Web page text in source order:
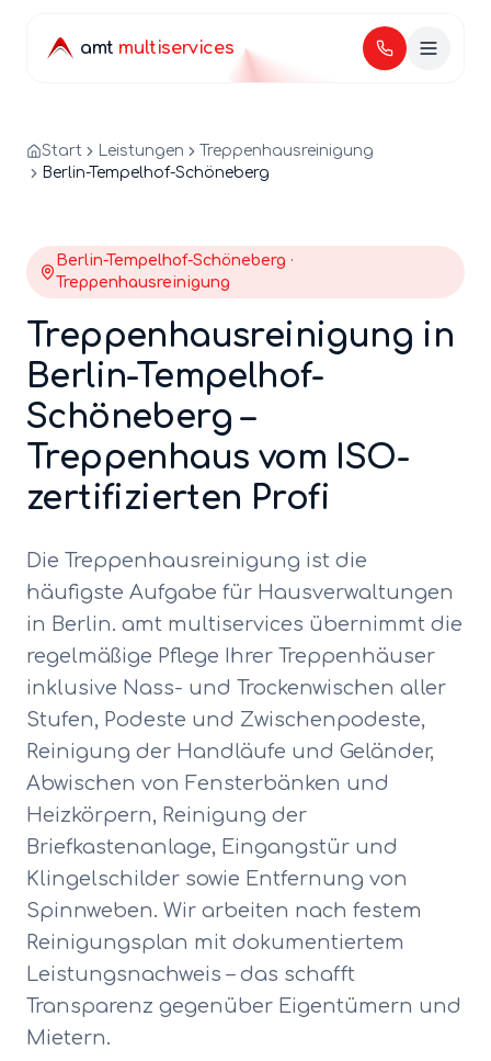
amt multiservices
Start Leistungen
Treppenhausreinigung
Berlin-Tempelhof-Schöneberg
Berlin-Tempelhof-Schöneberg ·
Treppenhausreinigung
Treppenhausreinigung in
Berlin-Tempelhof-
Schöneberg –
Treppenhaus vom ISO-
zertifizierten Profi
Die Treppenhausreinigung ist die
häufigste Aufgabe für Hausverwaltungen
in Berlin. amt multiservices übernimmt die
regelmäßige Pflege Ihrer Treppenhäuser
inklusive Nass- und Trockenwischen aller
Stufen, Podeste und Zwischenpodeste,
Reinigung der Handläufe und Geländer,
Abwischen von Fensterbänken und
Heizkörpern, Reinigung der
Briefkastenanlage, Eingangstür und
Klingelschilder sowie Entfernung von
Spinnweben. Wir arbeiten nach festem
Reinigungsplan mit dokumentiertem
Leistungsnachweis – das schafft
Transparenz gegenüber Eigentümern und
Mietern.